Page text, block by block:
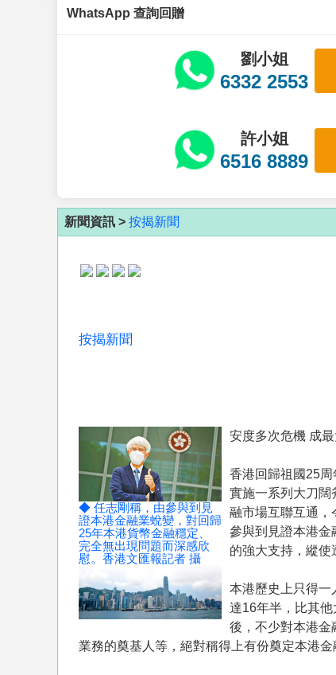
WhatsApp 查詢回贈
劉小姐
6332 2553
許小姐
6516 8889
新聞資訊 > 按揭新聞
按揭新聞
◆ 任志剛稱，由參與到見
證本港金融業蛻變，對回歸
25年本港貨幣金融穩定、
完全無出現問題而深感欣
慰。香港文匯報記者 攝
安度多次危機 成
香港回歸祖國25
實施一系列大刀闊
融市場互聯互通，
參與到見證本港金
的強大支持，縱
本港歷史上只得一
達16年半，比其
後，不少對本港金
業務的奠基人等，絕對稱得上有份奠定本港金